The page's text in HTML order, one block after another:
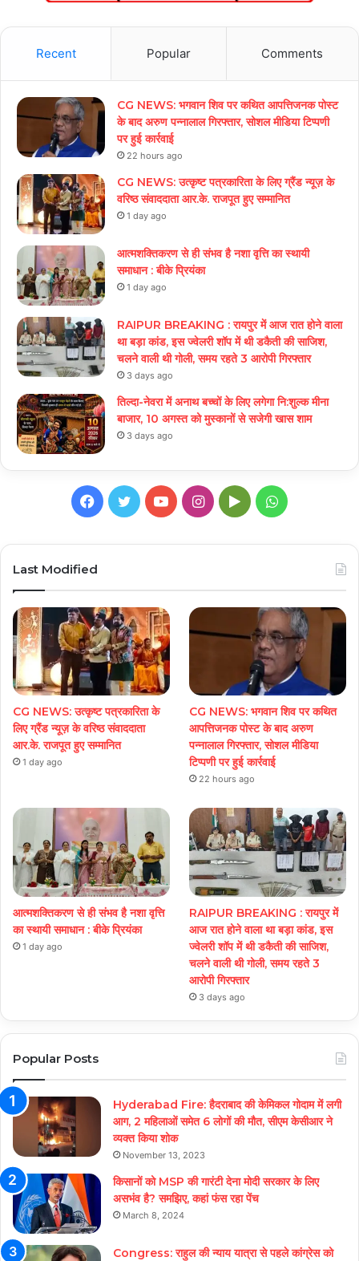
Recent Popular Comments
CG NEWS: भगवान शिव पर कथित आपत्तिजनक पोस्ट
के बाद अरुण पन्नालाल गिरफ्तार, सोशल मीडिया टिप्पणी
पर हुई कार्रवाई
22 hours ago
CG NEWS: उत्कृष्ट पत्रकारिता के लिए ग्रैंड न्यूज़ के
वरिष्ठ संवाददाता आर.के. राजपूत हुए सम्मानित
1 day ago
आत्मशक्तिकरण से ही संभव है नशा वृत्ति का स्थायी
समाधान : बीके प्रियंका
1 day ago
RAIPUR BREAKING : रायपुर में आज रात होने वाला
था बड़ा कांड, इस ज्वेलरी शॉप में थी डकैती की साजिश,
चलने वाली थी गोली, समय रहते 3 आरोपी गिरफ्तार
3 days ago
तिल्दा-नेवरा में अनाथ बच्चों के लिए लगेगा नि:शुल्क मीना
बाजार, 10 अगस्त को मुस्कानों से सजेगी खास शाम
3 days ago
Facebook
TwitterYouTubeInstagram
GoogleWhatsApp
Last Modified
CG NEWS: उत्कृष्ट पत्रकारिता के
लिए ग्रैंड न्यूज़ के वरिष्ठ संवाददाता
आर.के. राजपूत हुए सम्मानित
1 day ago
CG NEWS: भगवान शिव पर कथित
आपत्तिजनक पोस्ट के बाद अरुण
पन्नालाल गिरफ्तार, सोशल मीडिया
टिप्पणी पर हुई कार्रवाई
22 hours ago
आत्मशक्तिकरण से ही संभव है नशा वृत्ति
का स्थायी समाधान : बीके प्रियंका
1 day ago
RAIPUR BREAKING : रायपुर में
आज रात होने वाला था बड़ा कांड, इस
ज्वेलरी शॉप में थी डकैती की साजिश,
चलने वाली थी गोली, समय रहते 3
आरोपी गिरफ्तार
3 days ago
Popular Posts
Hyderabad Fire: हैदराबाद की केमिकल गोदाम में लगी
आग, 2 महिलाओं समेत 6 लोगों की मौत, सीएम केसीआर ने
व्यक्त किया शोक
November 13, 2023
किसानों को MSP की गारंटी देना मोदी सरकार के लिए
असभंव है? समझिए, कहां फंस रहा पेंच
March 8, 2024
Congress: राहुल की न्याय यात्रा से पहले कांग्रेस को